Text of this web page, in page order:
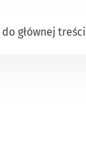
głównej treści